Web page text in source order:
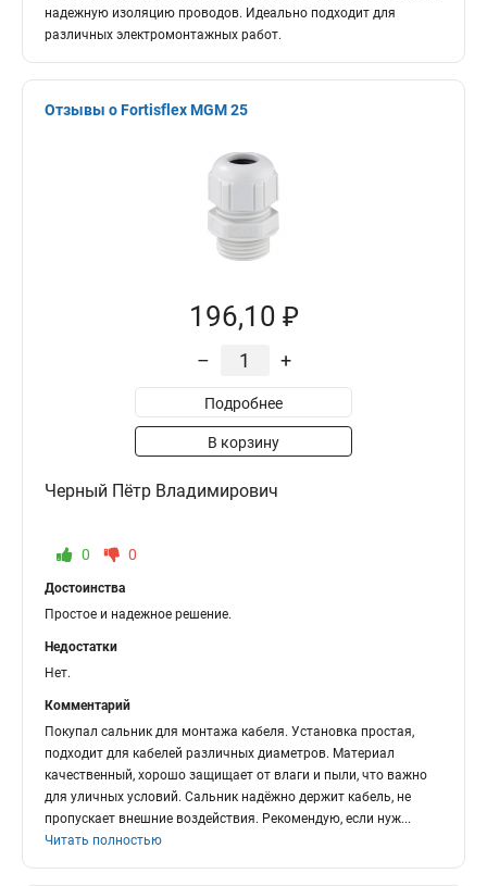
надежную изоляцию проводов. Идеально подходит для
различных электромонтажных работ.
Отзывы о Fortisflex MGM 25
196,10 ₽
– +
Подробнее
В корзину
Черный Пётр Владимирович
0 0
Достоинства
Простое и надежное решение.
Недостатки
Нет.
Комментарий
Покупал сальник для монтажа кабеля. Установка простая,
подходит для кабелей различных диаметров. Материал
качественный, хорошо защищает от влаги и пыли, что важно
для уличных условий. Сальник надёжно держит кабель, не
пропускает внешние воздействия. Рекомендую, если нуж...
Читать полностью